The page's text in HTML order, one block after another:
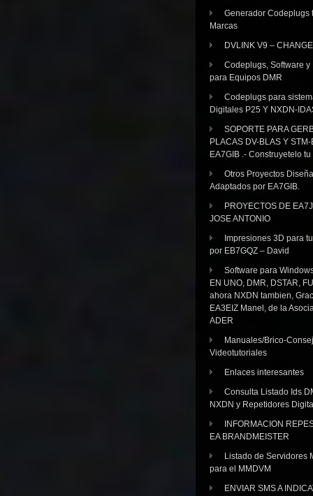
Generador Codeplugs
Marcas
DVLINK V9 –
Codeplugs, Software y
para Equipos DMR
Codeplugs para
Digitales P25 Y NXDN-
SOPORTE PARA
PLACAS DV-BLAS Y
EA7GIB .- Construyetelo
Otros Proyectos
Adaptados por EA7GIB.
PROYECTOS DE
JOSE ANTONIO
Impresiones 3D para
por EB7GQZ – David
Software para
EN UNO, DMR, DSTAR,
ahora NXDN tambien,
EA3EIZ Manel, de la
ADER
Manuales/Brico-
Videotutoriales
Enlaces interesantes
Consulta Listado Ids
NXDN y Repetidores
INFORMACION
EA BRANDMEISTER
Listado de Servidores
para el MMDVM
ENVIAR SMS A